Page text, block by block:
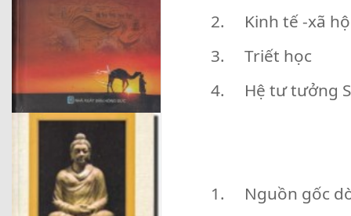
2. Kinh tế -xã
3. Triết học
4. Hệ tư tưởng
1. Nguồn gốc